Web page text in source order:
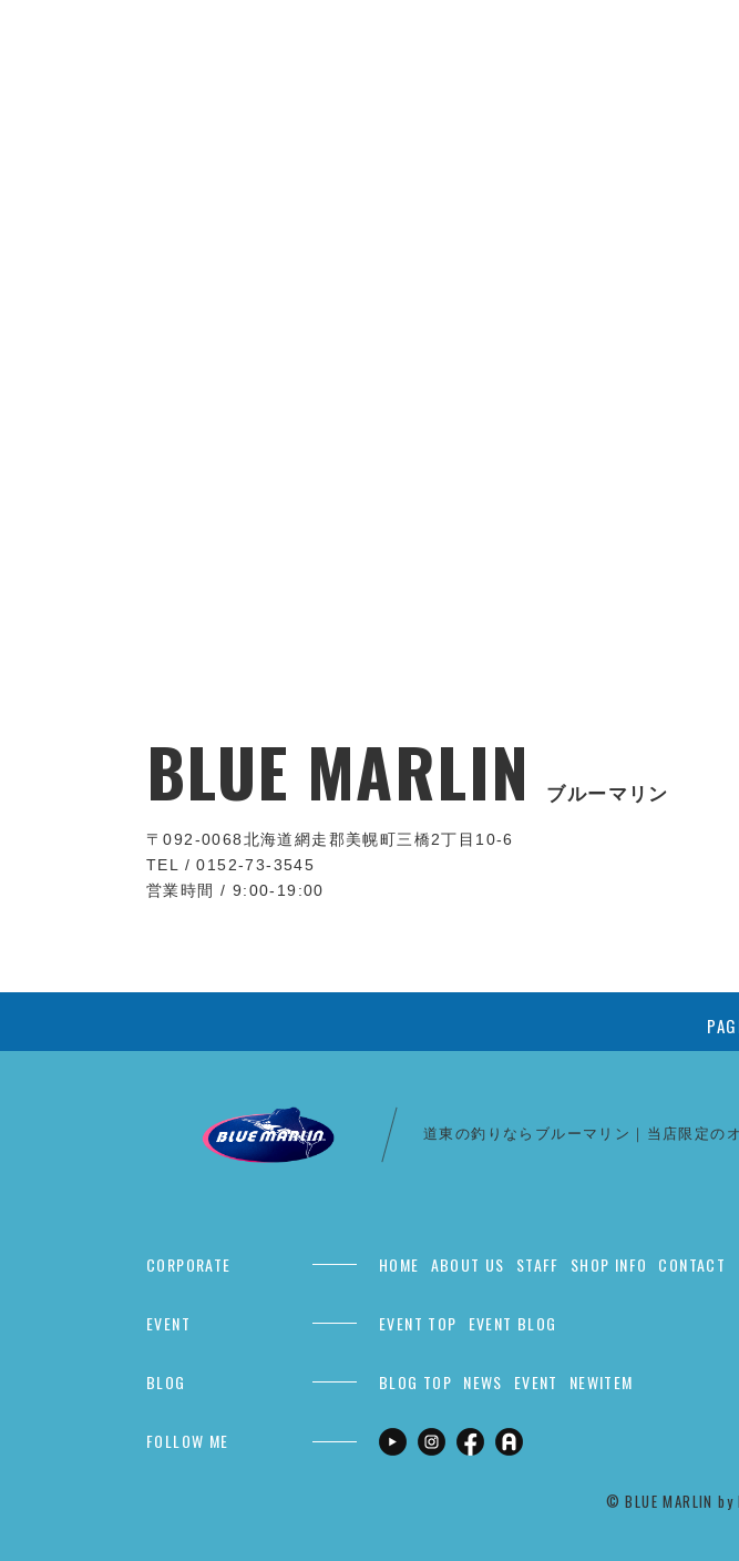
BLUE MARLIN ブルーマリン
〒092-0068北海道網走郡美幌町三橋2丁目10-6
TEL / 0152-73-3545
営業時間 / 9:00-19:00
道東の釣りならブルーマリン｜当店限定の
CORPORATE HOME ABOUT US STAFF SHOP INFO CONTACT
EVENT EVENT TOP EVENT BLOG
BLOG BLOG TOP NEWS EVENT NEWITEM
FOLLOW ME
©︎ BLUE MARLIN